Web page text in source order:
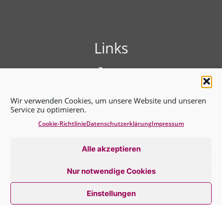
Wir verwenden Cookies, um unsere Website und unseren
Service zu optimieren.
Alle akzeptieren
Nur notwendige Cookies
Einstellungen
Cookie-RichtlinieDatenschutz­erklärungImpressum
Links
Presse
Benutzungshinweise
Erklärung zur Barrierefreiheit
Datenschutz­erklärung
2026 © BVT*